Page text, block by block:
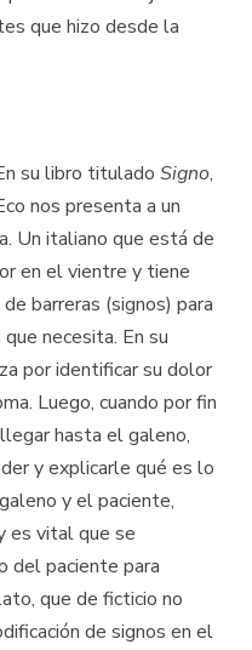
que hizo desde la
su libro tituladoSigno,
nos presenta a un
Un italiano que está de
en el vientre y tiene
barreras (signos) para
necesita. En su
por identificar su dolor
Luego, cuando por fin
hasta el galeno,
y explicarle qué es lo
y el paciente,
es vital que se
del paciente para
que de ficticio no
de signos en el